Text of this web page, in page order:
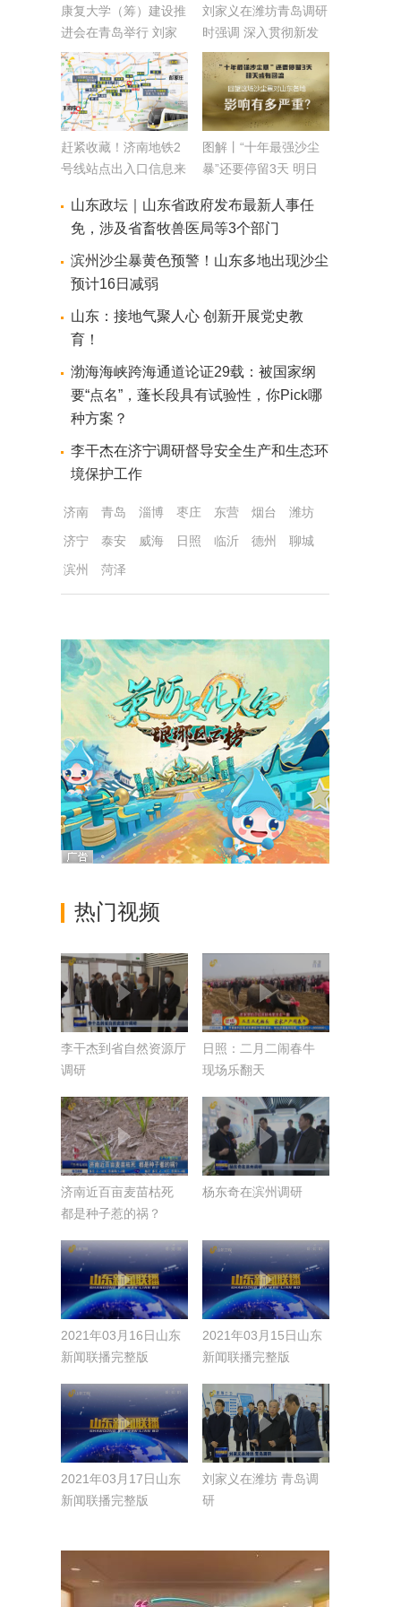
康复大学（筹）建设推
进会在青岛举行 刘家
义出席并讲话
刘家义在潍坊青岛调研
时强调 深入贯彻新发
展理念 在服务构建新
发展格局中推动高质量
发展
赶紧收藏！济南地铁2
号线站点出入口信息来
图解丨“十年最强沙尘
暴”还要停留3天 明日
尘暴对山东各地影响有
多严重？
山东政坛｜山东省政府发布最新人事任
免，涉及省畜牧兽医局等3个部门
滨州沙尘暴黄色预警！山东多地出现沙尘
预计16日减弱
山东：接地气聚人心 创新开展党史教
育！
渤海海峡跨海通道论证29载：被国家纲
要“点名”，蓬长段具有试验性，你Pick哪
种方案？
李干杰在济宁调研督导安全生产和生态环
境保护工作
济南 青岛 淄博 枣庄 东营 烟台
潍坊
济宁
泰安 威海 日照 临沂 德州
聊城
滨州
菏泽
热门视频
李干杰到省自然资源厅
调研
日照：二月二闹春牛
现场乐翻天
济南近百亩麦苗枯死
都是种子惹的祸？
杨东奇在滨州调研
2021年03月16日山东
新闻联播完整版
2021年03月15日山东
新闻联播完整版
2021年03月17日山东
新闻联播完整版
刘家义在潍坊 青岛调
研